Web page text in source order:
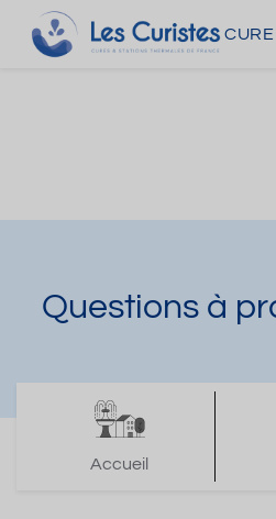
Questions à
Accueil